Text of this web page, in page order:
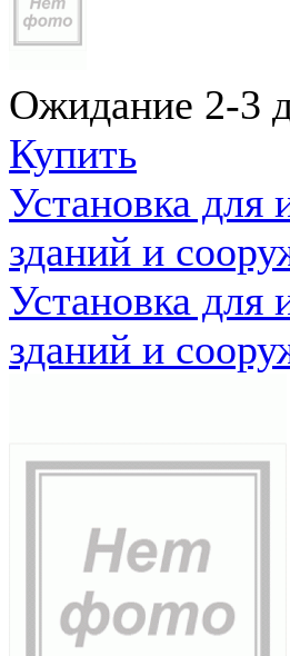
Ожидание 2-3
Купить
Установка для
зданий и
Установка для
зданий и